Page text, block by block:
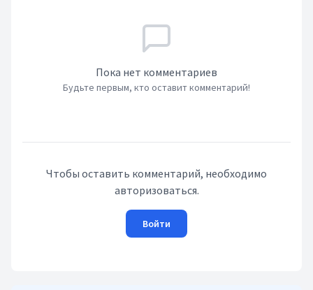
Пока нет комментариев
Будьте первым, кто оставит комментарий!
Чтобы оставить комментарий, необходимо
авторизоваться.
Войти